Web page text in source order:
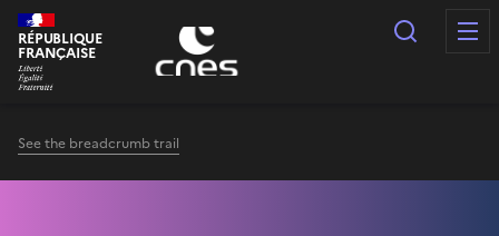
Cookies management panel
RÉPUBLIQUE
FRANÇAISE
Search
See the breadcrumb trail